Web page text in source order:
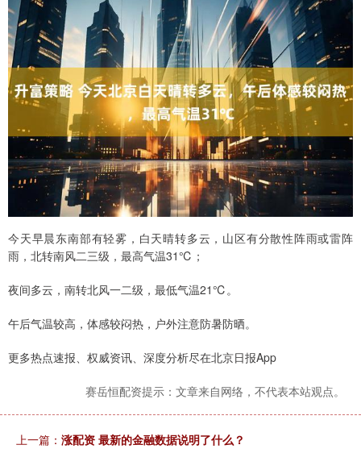
今天早晨东南部有轻雾，白天晴转多云，山区有分散性阵雨或雷阵
雨，北转南风二三级，最高气温31℃；
夜间多云，南转北风一二级，最低气温21℃。
午后气温较高，体感较闷热，户外注意防暑防晒。
更多热点速报、权威资讯、深度分析尽在北京日报App
赛岳恒配资提示：文章来自网络，不代表本站观点。
上一篇： 涨配资 最新的金融数据说明了什么？